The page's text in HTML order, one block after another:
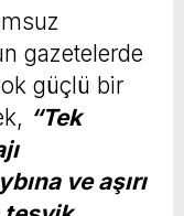
gazetelerde
güçlü bir
“Tek
ve aşırı